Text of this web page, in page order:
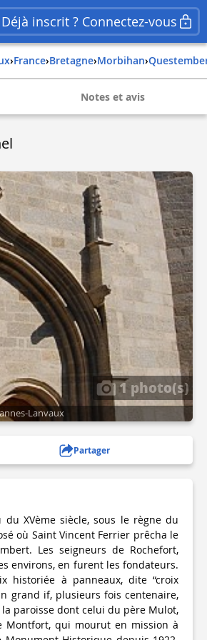
Déjà inscrit ? Connectez-vous
› france› bretagne› morbihan›
Notes et avis
1 photo(s)
Lanvaux
Partager
XVème siècle, sous le règne du
où Saint Vincent Ferrier prêcha le
Les seigneurs de Rochefort,
environs, en furent les fondateurs.
historiée à panneaux, dite “croix
grand if, plusieurs fois centenaire,
paroisse dont celui du père Mulot,
Montfort, qui mourut en mission à